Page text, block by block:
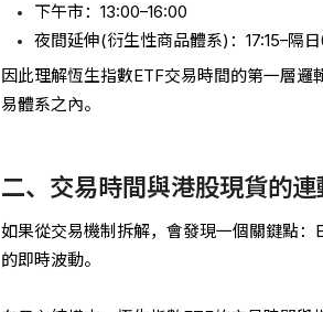
下午市：13:00–16:00
夜間延伸(衍生性商品體系)：17:15–隔
因此理解恆生指數ETF交易時間的第一層
易體系之內。
二、交易時間與港股現貨的
如果從交易機制拆解，會發現一個關鍵點
的即時波動。